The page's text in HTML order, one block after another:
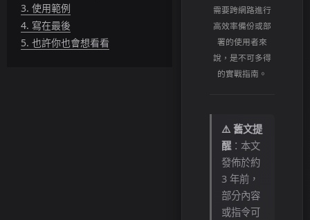
3. 使用範例
4. 寫在最後
5. 也許你也會想看看
需要跨網路進行
高效率備份或部
署的使用者來
說，是不可多得
的實戰指南。
⚠️ 舊文提
醒：本文
發佈於約
3 年前，
部分內容
或指令可